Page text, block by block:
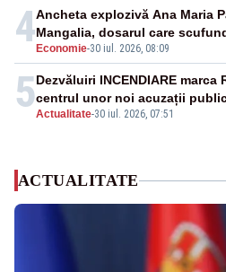
4 Economie-30 iul. 2026, 08:09
Ancheta explozivă Ana Maria
Mangalia, dosarul care
5Actualitate-30 iul. 2026, 07:51
Dezvăluiri INCENDIARE marca
centrul unor noi acuzații
ACTUALITATE